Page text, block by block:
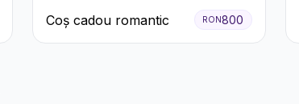
Coș cadou romantic RON800